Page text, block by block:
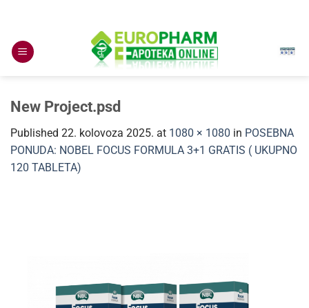
content
New Project.psd
Published 22. kolovoza 2025. at 1080 × 1080 in POSEBNA
PONUDA: NOBEL FOCUS FORMULA 3+1 GRATIS ( UKUPNO
120 TABLETA)